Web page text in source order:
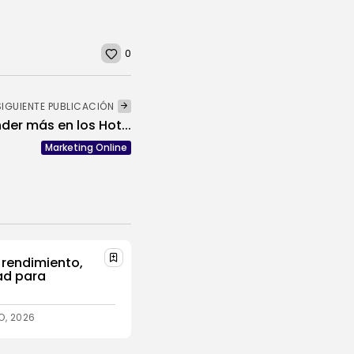
0
PUBLICACIÓN
más en los Hot...
Marketing Online
para
2026